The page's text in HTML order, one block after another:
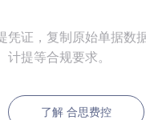
凭证，复制原始单据数
提等合规要求。
了解 合思费控